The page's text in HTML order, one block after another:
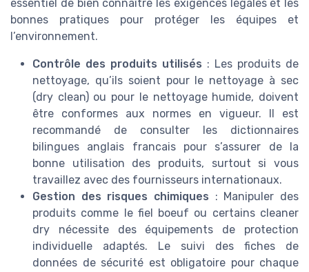
essentiel de bien connaître les exigences légales et les
bonnes pratiques pour protéger les équipes et
l’environnement.
Contrôle des produits utilisés : Les produits de
nettoyage, qu’ils soient pour le nettoyage à sec
(dry clean) ou pour le nettoyage humide, doivent
être conformes aux normes en vigueur. Il est
recommandé de consulter les dictionnaires
bilingues anglais francais pour s’assurer de la
bonne utilisation des produits, surtout si vous
travaillez avec des fournisseurs internationaux.
Gestion des risques chimiques : Manipuler des
produits comme le fiel boeuf ou certains cleaner
dry nécessite des équipements de protection
individuelle adaptés. Le suivi des fiches de
données de sécurité est obligatoire pour chaque